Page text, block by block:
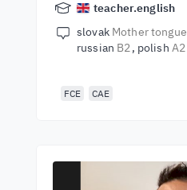
teacher.english
slovak Mother tongue
russian B2 polish A2
FCE CAE